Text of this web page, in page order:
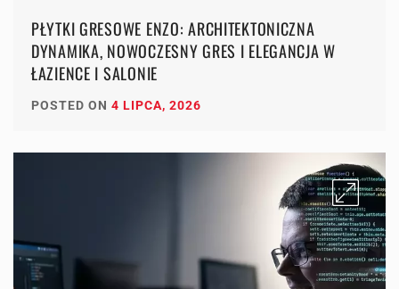
PŁYTKI GRESOWE ENZO: ARCHITEKTONICZNA
DYNAMIKA, NOWOCZESNY GRES I ELEGANCJA W
ŁAZIENCE I SALONIE
POSTED ON 4 LIPCA, 2026